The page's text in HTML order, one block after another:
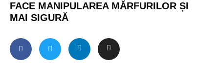
FACE MANIPULAREA MĂRFURILOR ȘI
MAI SIGURĂ